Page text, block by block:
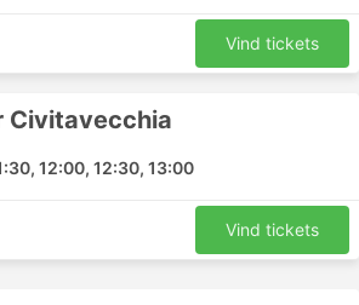
Port
Hotel Transfer
– Populaire
Vind tickets
Civitavecchia
12:00, 12:30, 13:00
Vind tickets